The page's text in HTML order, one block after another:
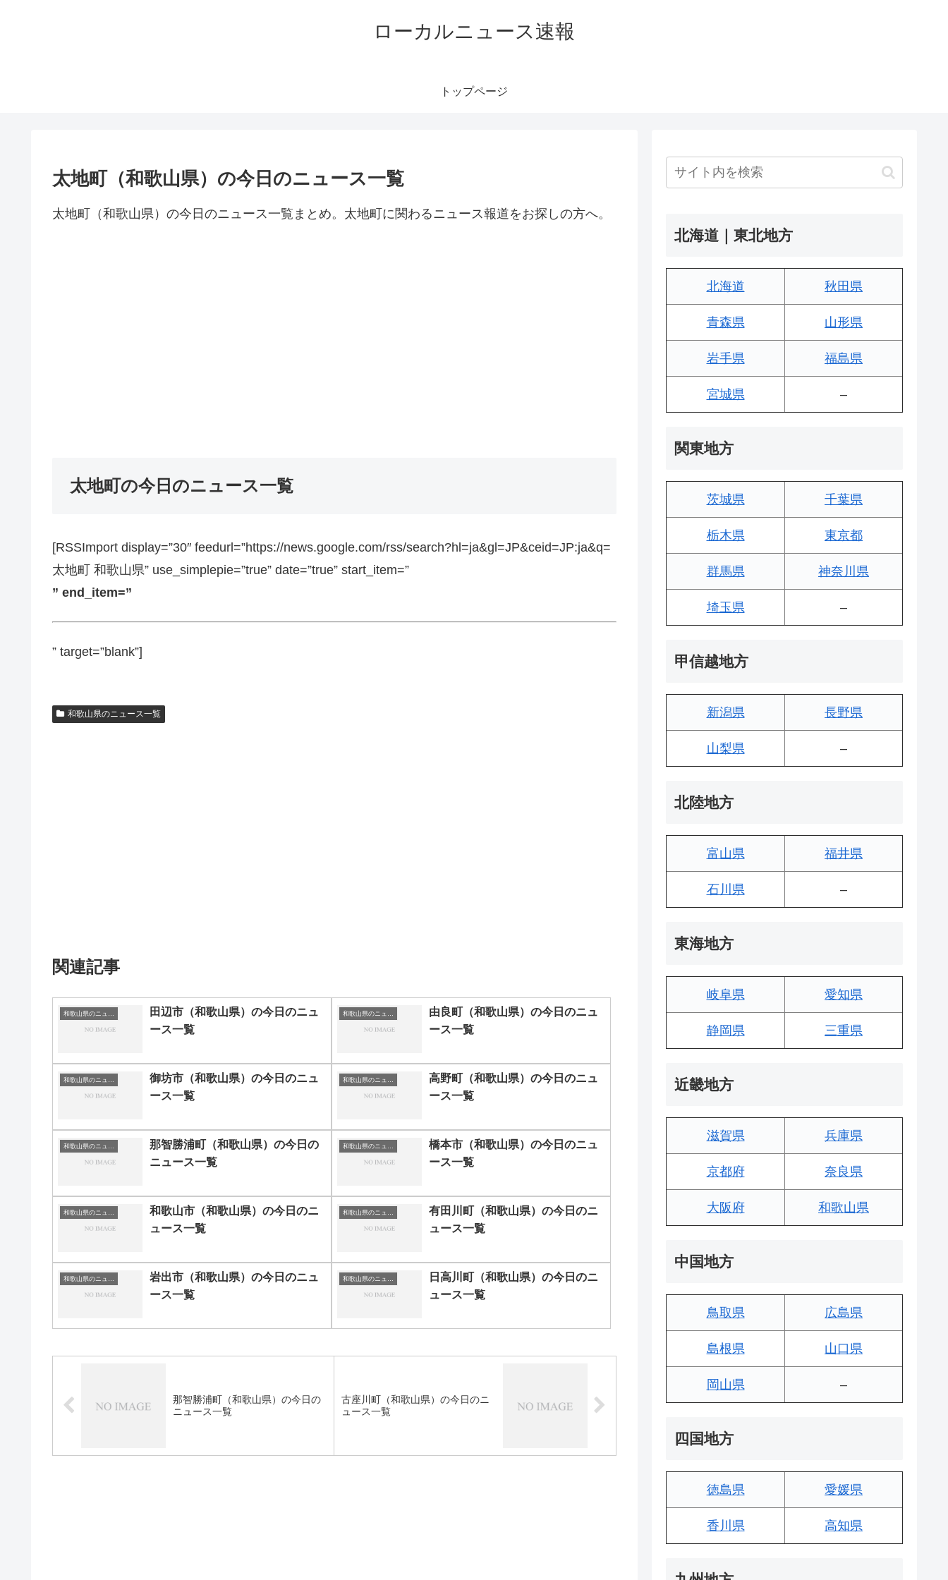
ローカルニュース速報
トップページ
太地町（和歌山県）の今日のニュース一覧
太地町（和歌山県）の今日のニュース一覧まとめ。太地町に関わるニュース報道をお探しの方へ。
太地町の今日のニュース一覧
[RSSImport display=”30″ feedurl=”https://news.google.com/rss/search?hl=ja&gl=JP&ceid=JP:ja&q=
太地町 和歌山県” use_simplepie=”true” date=”true” start_item=”
” end_item=”
” target=”blank”]
和歌山県のニュース一覧
関連記事
和歌山県のニュース一覧
田辺市（和歌山県）の今日のニュ
ース一覧
和歌山県のニュース一覧
由良町（和歌山県）の今日のニュ
ース一覧
和歌山県のニュース一覧
御坊市（和歌山県）の今日のニュ
ース一覧
和歌山県のニュース一覧
高野町（和歌山県）の今日のニュ
ース一覧
和歌山県のニュース一覧
那智勝浦町（和歌山県）の今日の
ニュース一覧
和歌山県のニュース一覧
橋本市（和歌山県）の今日のニュ
ース一覧
和歌山県のニュース一覧
和歌山市（和歌山県）の今日のニ
ュース一覧
和歌山県のニュース一覧
有田川町（和歌山県）の今日のニ
ュース一覧
和歌山県のニュース一覧
岩出市（和歌山県）の今日のニュ
ース一覧
和歌山県のニュース一覧
日高川町（和歌山県）の今日のニ
ュース一覧
那智勝浦町（和歌山県）の今日の
ニュース一覧
古座川町（和歌山県）の今日のニ
ュース一覧
北海道｜東北地方
北海道 秋田県
青森県 山形県
岩手県 福島県
宮城県 –
関東地方
茨城県 千葉県
栃木県 東京都
群馬県 神奈川県
埼玉県 –
甲信越地方
新潟県 長野県
山梨県 –
北陸地方
富山県 福井県
石川県 –
東海地方
岐阜県 愛知県
静岡県 三重県
近畿地方
滋賀県 兵庫県
京都府 奈良県
大阪府 和歌山県
中国地方
鳥取県 広島県
島根県 山口県
岡山県 –
四国地方
徳島県 愛媛県
香川県 高知県